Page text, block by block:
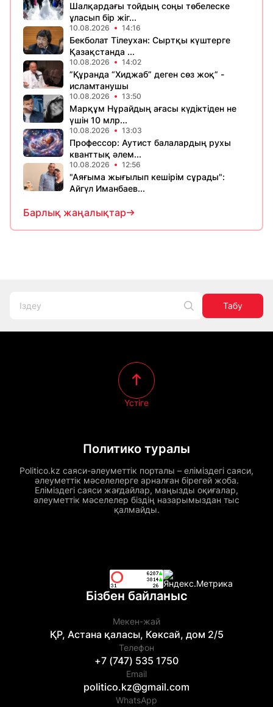
Шалқардағы тойдың соңы төбелеске
ұласып бір жіг...
10.08.2026 14:16
Бекболат Тілеухан: Сыртқы күштерге
Қазақстанда ...
10.08.2026 14:02
”Құранда “Хиджаб” деген сөз жоқ” -
исламтанушы
10.08.2026 13:50
Марқұм Нұрайдың ағасы күдіктіден не
үшін 10 млр...
10.08.2026 13:03
Профессор: Аутист балалардың рухы
кванттық әлем...
10.08.2026 12:56
"Аяғыма жығылып кешірім сұрады":
Айгүл Иманбаев...
Барлық жаңалықтар
Табу
Политико туралы
Politico.kz саяси-әлеуметтік порталы – еліміздегі саяси,
әлеуметтік мәселелерге арналған бірегей жоба.
Еліміздегі саяси жағдайлар, маңызды оқиғалар,
әлеуметтік мәселелер біздің назарымыздан тыс
қалмайды.
Үстіге
Бізбен байланыс
Мекен-жай
ҚР, Астана қаласы, Көксай, дом 2/5
Телефон
+7 (747) 535 1750
Email
politico.kz@gmail.com
WhatsApp